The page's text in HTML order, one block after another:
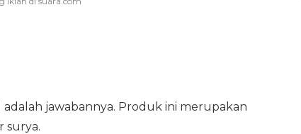
adalah jawabannya. Produk ini merupakan
surya.